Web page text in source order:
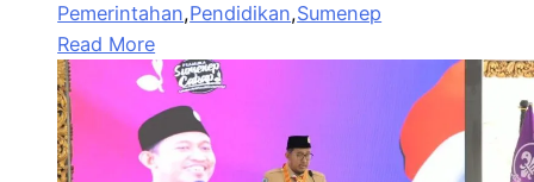
Pemerintahan,Pendidikan,Sumenep
Read More